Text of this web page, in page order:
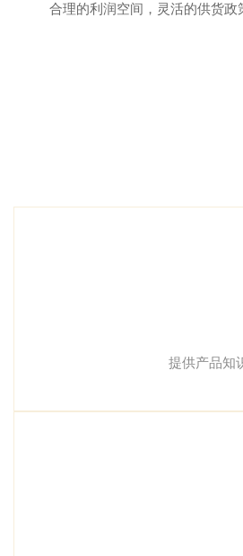
合理的利润空间，灵活的供货
提供产品知